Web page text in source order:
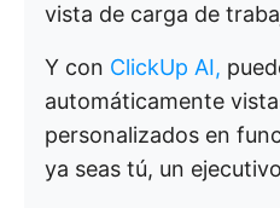
vista de carga de
Y con ClickUp AI,
automáticamente
personalizados en
ya seas tú, un